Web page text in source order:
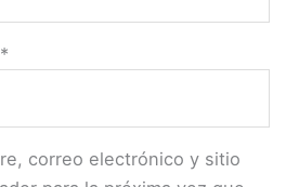
*
correo electrónico y sitio